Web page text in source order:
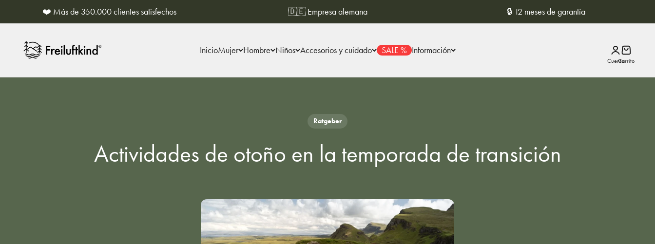
Saltar al contenido❤️ Más de 350.000 clientes satisfechos 🇩🇪 Empresa alemana 🔒 12 meses de garantía
InicioMujer Hombre Niños Accesorios y cuidado SALE % Información
Freiluftkind Iniciar sesión
Carrito
Ratgeber
Actividades de otoño en la temporada de transición